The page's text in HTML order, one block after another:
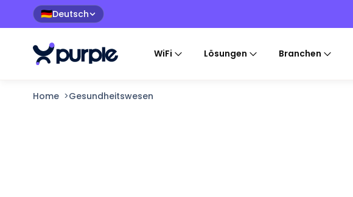
🇩🇪Deutsch
WiFi Lösungen Branchen
Home >Gesundheitswesen